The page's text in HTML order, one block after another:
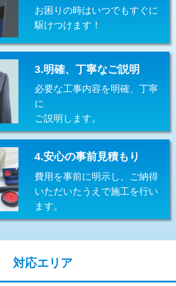
排水トラップ
））
22,000円+材料費
品） 11,000円+材料費
） 13,200円
栓） 16,500円
器・分岐水栓） 16,500円
加工) 16,500円
止め) 3,300円
金具設置)
お困りの時はいつでもすぐに
駆けつけます！
3.明確、丁寧なご説明
必要な工事内容を明確、丁寧
に
ご説明します。
4.安心の事前見積もり
費用を事前に明示し、ご納得
いただいたうえで施工を行い
ます。
対応エリア